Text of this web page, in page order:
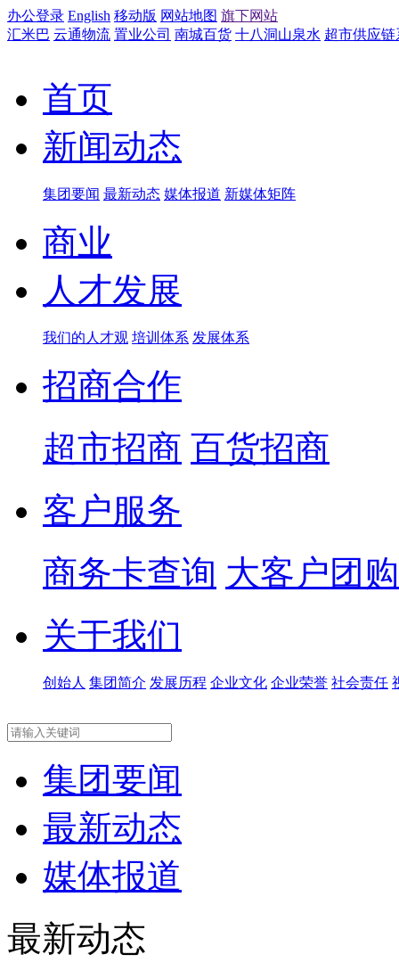
办公登录 English 移动版 网站地图 旗下网站
汇米巴 云通物流 置业公司 南城百货 十八洞山泉水 超市供应链
首页
新闻动态
集团要闻 最新动态 媒体报道 新媒体矩阵
商业
人才发展
我们的人才观 培训体系 发展体系
招商合作
超市招商 百货招商
客户服务
商务卡查询 大客户团购
关于我们
创始人 集团简介 发展历程 企业文化 企业荣誉 社会责任
集团要闻
最新动态
媒体报道
最新动态